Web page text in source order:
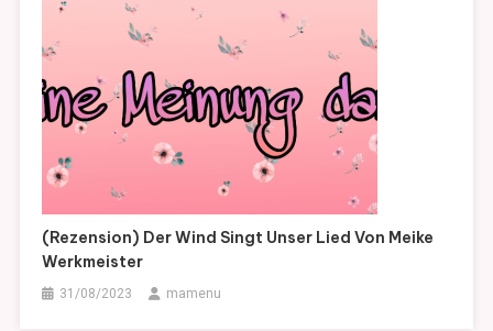
(Rezension) Der Wind Singt Unser Lied Von Meike
Werkmeister
31/08/2023 mamenu